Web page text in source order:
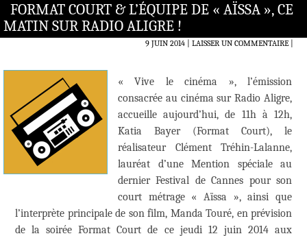
FORMAT COURT & L’ÉQUIPE DE « AÏSSA », CE
MATIN SUR RADIO ALIGRE !
9 JUIN 2014 LAISSER UN COMMENTAIRE|
« Vive le cinéma », l’émission
consacrée au cinéma sur Radio Aligre,
accueille aujourd’hui, de 11h à 12h,
Katia Bayer (Format Court), le
réalisateur Clément Tréhin-Lalanne,
lauréat d’une Mention spéciale au
dernier Festival de Cannes pour son
court métrage « Aïssa », ainsi que
l’interprète principale de son film, Manda Touré, en prévision
de la soirée Format Court de ce jeudi 12 juin 2014 aux